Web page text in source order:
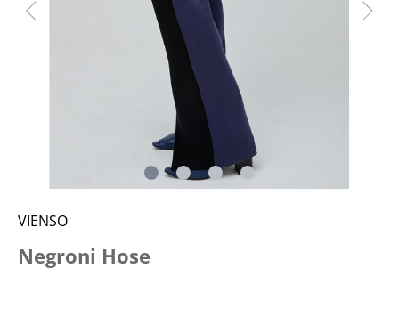
VIENSO
Negroni Hose